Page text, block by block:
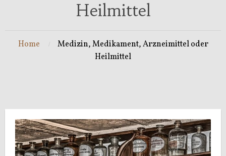
Heilmittel
Home
Medizin, Medikament, Arzneimittel oder
Heilmittel